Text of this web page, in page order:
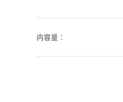
内容量：